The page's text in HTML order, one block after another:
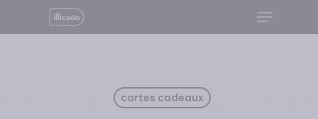
Menu
cartes cadeaux